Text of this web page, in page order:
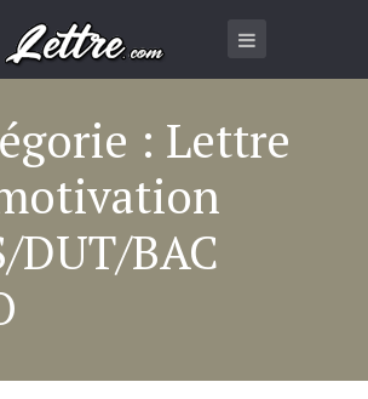
: Lettre
DUT/BAC